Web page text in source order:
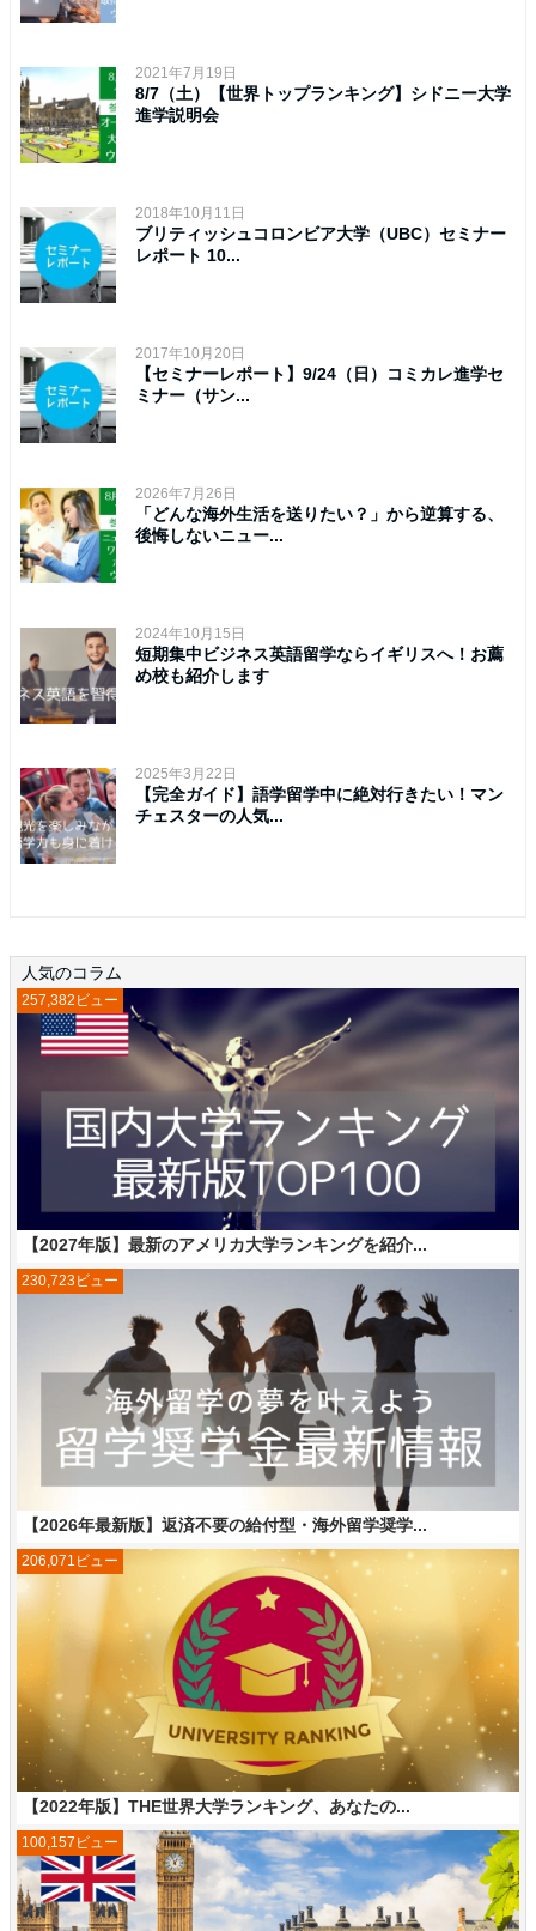
2021年7月19日
8/7（土）【世界トップランキング】シドニー大学
進学説明会
2018年10月11日
ブリティッシュコロンビア大学（UBC）セミナー
レポート 10...
2017年10月20日
【セミナーレポート】9/24（日）コミカレ進学セ
ミナー（サン...
2026年7月26日
「どんな海外生活を送りたい？」から逆算する、
後悔しないニュー...
2024年10月15日
短期集中ビジネス英語留学ならイギリスへ！お薦
め校も紹介します
2025年3月22日
【完全ガイド】語学留学中に絶対行きたい！マン
チェスターの人気...
人気のコラム
【2027年版】最新のアメリカ大学ランキングを紹介...
257,382ビュー
【2026年最新版】返済不要の給付型・海外留学奨学...
230,723ビュー
【2022年版】THE世界大学ランキング、あなたの...
206,071ビュー
100,157ビュー